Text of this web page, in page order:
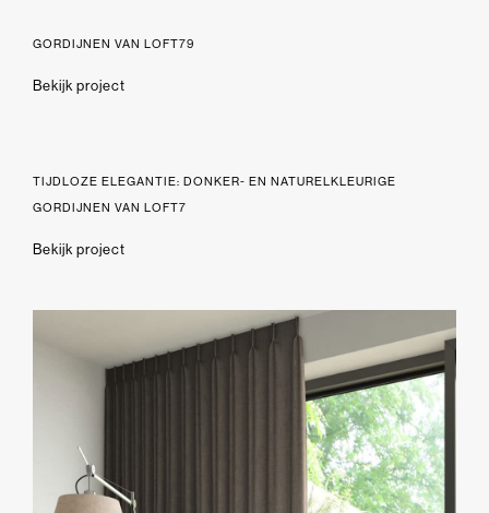
GORDIJNEN VAN LOFT79
Bekijk project
TIJDLOZE ELEGANTIE: DONKER- EN NATURELKLEURIGE
GORDIJNEN VAN LOFT7
Bekijk project